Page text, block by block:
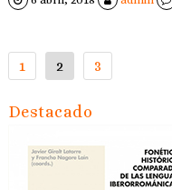
Navegación
de
entradas
1 2 3
Destacado